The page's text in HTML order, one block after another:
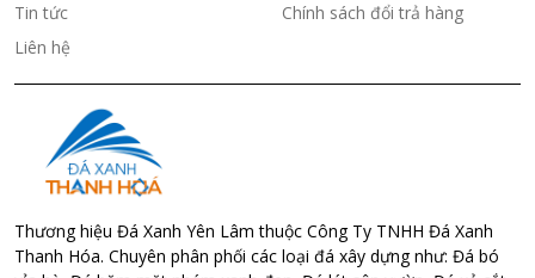
Tin tức
Liên hệ
Chính sách đổi trả hàng
Thương hiệu Đá Xanh Yên Lâm thuộc Công Ty TNHH Đá Xanh
Thanh Hóa. Chuyên phân phối các loại đá xây dựng như: Đá bó